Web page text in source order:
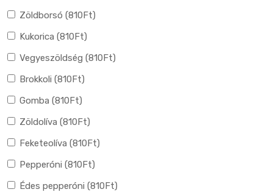
Zöldborsó (810Ft)
Kukorica (810Ft)
Vegyeszöldség (810Ft)
Brokkoli (810Ft)
Gomba (810Ft)
Zöldolíva (810Ft)
Feketeolíva (810Ft)
Pepperóni (810Ft)
Édes pepperóni (810Ft)